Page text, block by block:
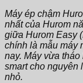
Máy ép chậm
nhất của Hurom
giữa Hurom Easy
chính là mẫu máy
nay. Máy vừa
smart cho nguyên
nhỏ.